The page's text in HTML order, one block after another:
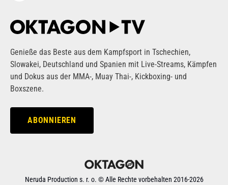
Genieße das Beste aus dem Kampfsport in Tschechien,
Slowakei, Deutschland und Spanien mit Live-Streams, Kämpfen
und Dokus aus der MMA-, Muay Thai-, Kickboxing- und
Boxszene.
ABONNIEREN
Neruda Production s. r. o. ©Alle Rechte vorbehalten 2016-2026